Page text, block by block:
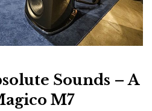
Sounds – A
M7